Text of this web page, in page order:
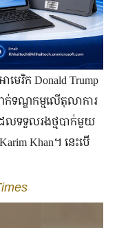
មេរិក Donald Trump
ក់ទណ្ឌកម្មលើតុលាការ
ែលទទួលរងថ្មបាក់មួយ
Khan។ នេះបើ